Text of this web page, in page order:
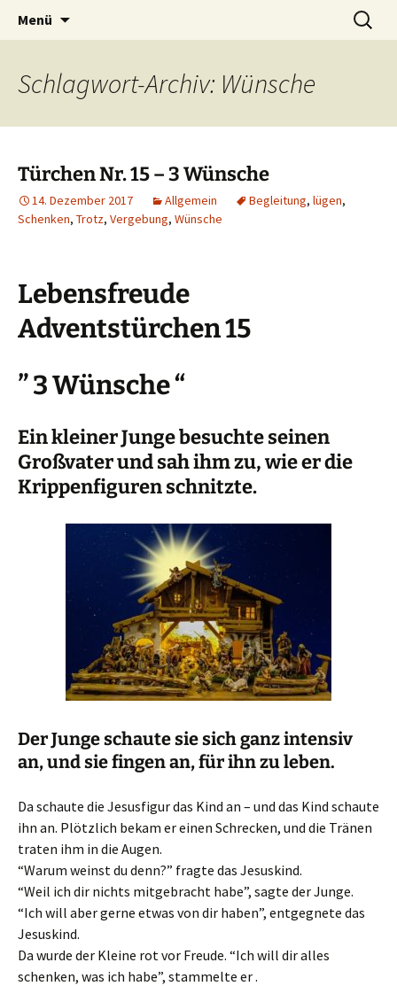
Lebensfreude-Akademie
Lerne deinen stressigen Alltag mit mehr
Freude und Gelassenheit erfolgreich meistern
und genießen zu können.
Menü
Suchen
nach:
Schlagwort-Archiv: Wünsche
Türchen Nr. 15 – 3 Wünsche
14. Dezember 2017 Allgemein Begleitung, lügen,
Schenken, Trotz, Vergebung, Wünsche
Lebensfreude
Adventstürchen 15
” 3 Wünsche “
Ein kleiner Junge besuchte seinen
Großvater und sah ihm zu, wie er die
Krippenfiguren schnitzte.
Der Junge schaute sie sich ganz intensiv
an, und sie fingen an, für ihn zu leben.
Da schaute die Jesusfigur das Kind an – und das Kind schaute
ihn an. Plötzlich bekam er einen Schrecken, und die Tränen
traten ihm in die Augen.
“Warum weinst du denn?” fragte das Jesuskind.
“Weil ich dir nichts mitgebracht habe”, sagte der Junge.
“Ich will aber gerne etwas von dir haben”, entgegnete das
Jesuskind.
Da wurde der Kleine rot vor Freude. “Ich will dir alles
schenken, was ich habe”, stammelte er .